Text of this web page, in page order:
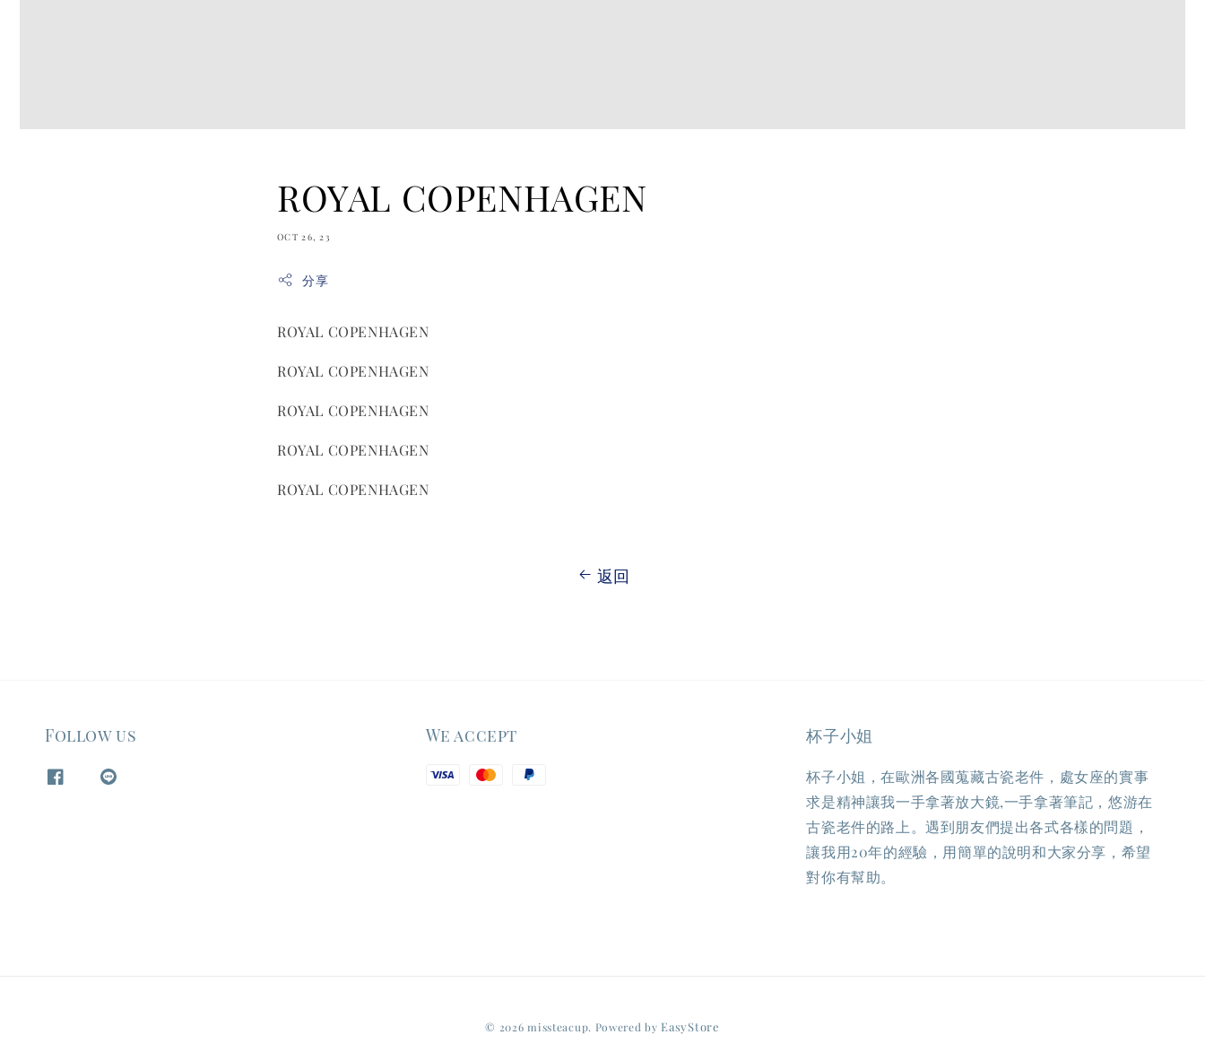
ROYAL COPENHAGEN
OCT 26, 23
分享
ROYAL COPENHAGEN
ROYAL COPENHAGEN
ROYAL COPENHAGEN
ROYAL COPENHAGEN
ROYAL COPENHAGEN
返回
Follow us We accept 杯子小姐
杯子小姐，在歐洲各國蒐藏古瓷老件，處女座的實事
求是精神讓我一手拿著放大鏡,一手拿著筆記，悠游在
古瓷老件的路上。遇到朋友們提出各式各樣的問題，
讓我用20年的經驗，用簡單的說明和大家分享，希望
對你有幫助。
© 2026 missteacup. Powered by EasyStore